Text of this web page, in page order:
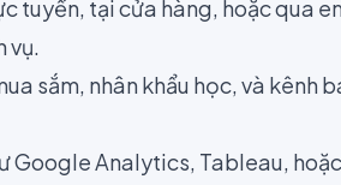
tuyến, tại cửa hàng, hoặc qua
vụ.
sắm, nhân khẩu học, và kênh
Google Analytics, Tableau,